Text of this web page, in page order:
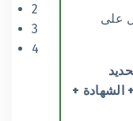
2
3
4
على
الشهادة +